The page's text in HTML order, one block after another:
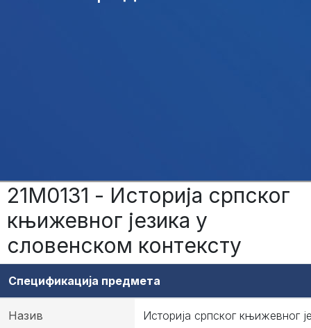
21М0131 - Историја српског
књижевног језика у
словенском контексту
Спецификација предмета
Назив
Историја српског књижевног